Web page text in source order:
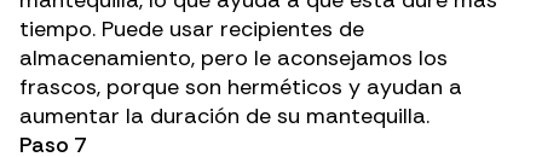
tiempo. Puede usar recipientes de
almacenamiento, pero le aconsejamos los
frascos, porque son herméticos y ayudan a
aumentar la duración de su mantequilla.
Paso 7